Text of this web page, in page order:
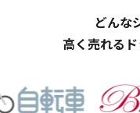
どんな
高く売れる